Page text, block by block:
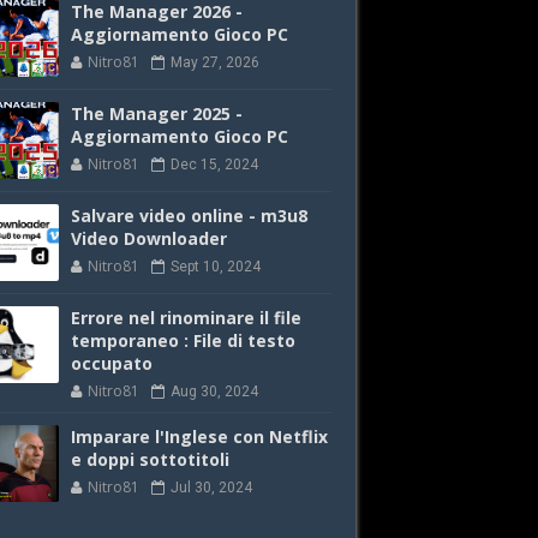
The Manager 2026 -
Aggiornamento Gioco PC
Nitro81 May 27, 2026
The Manager 2025 -
Aggiornamento Gioco PC
Nitro81 Dec 15, 2024
Salvare video online - m3u8
Video Downloader
Nitro81 Sept 10, 2024
Errore nel rinominare il file
temporaneo : File di testo
occupato
Nitro81 Aug 30, 2024
Imparare l'Inglese con Netflix
e doppi sottotitoli
Nitro81 Jul 30, 2024